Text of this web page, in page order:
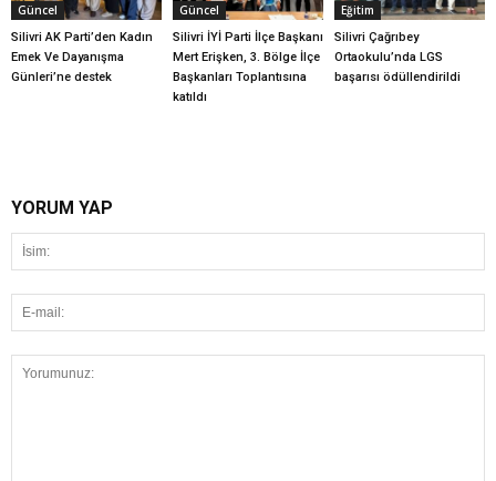
Güncel
Silivri AK Parti’den Kadın
Emek Ve Dayanışma
Günleri’ne destek
Güncel
Silivri İYİ Parti İlçe Başkanı
Mert Erişken, 3. Bölge İlçe
Başkanları Toplantısına
katıldı
Eğitim
Silivri Çağrıbey
Ortaokulu’nda LGS
başarısı ödüllendirildi
YORUM YAP